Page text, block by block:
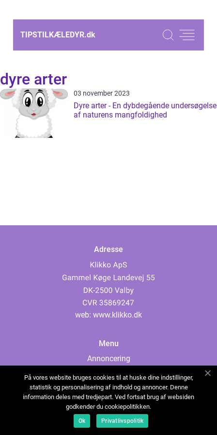
TIPSTILKÆLEDYR.dk
dyre arter
03 november 2023
Dyre arter - En dybdegående undersøgelse
af naturens mangfoldighed
Adresse
web: www.klikko.dk
Menu
Annoncering
Cookies
Kontakt os
Sitemap
På vores website bruges cookies til at huske dine indstillinger,
statistik og personalisering af indhold og annoncer. Denne
information deles med tredjepart. Ved fortsat brug af websiden
godkender du cookiepolitikken.
Ok Privatlivspolitik